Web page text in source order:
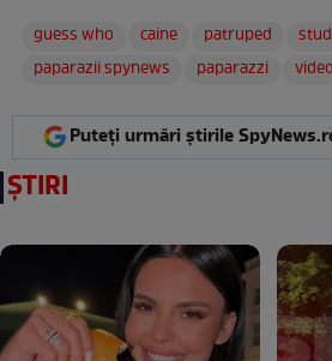
guess who
caine patruped
paparazii spynews
paparazzi video
Puteți urmări știrile
ȘTIRI